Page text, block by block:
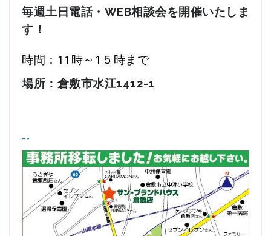
毎週土日 電話・WEB相談会を開催いたしま
す！
時間：11時～1５時まで
場所：倉敷市水江1412-1
--